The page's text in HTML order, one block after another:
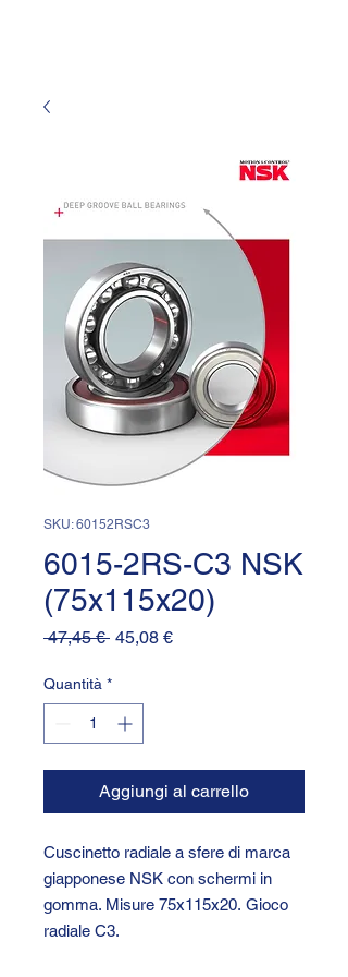
SKU: 60152RSC3
6015-2RS-C3 NSK
(75x115x20)
47,45 € Prezzo
45,08 €Prezzo
Quantità *
Aggiungi al carrello
Cuscinetto radiale a sfere di marca
giapponese NSK con schermi in
gomma. Misure 75x115x20. Gioco
radiale C3.